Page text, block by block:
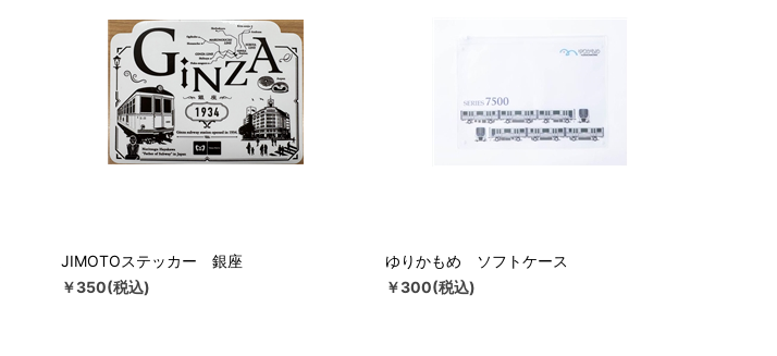
JIMOTOステッカー 銀座
￥350(税込)
ゆりかもめ ソフトケース
￥300(税込)